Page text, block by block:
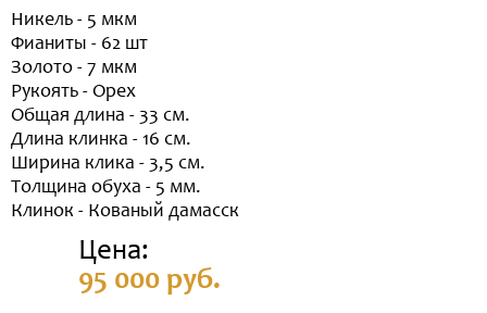
Никель - 5 мкм
Фианиты - 62 шт
Золото - 7 мкм
Рукоять - Орех
Общая длина - 33 см.
Длина клинка - 16 см.
Ширина клика - 3,5 см.
Толщина обуха - 5 мм.
Клинок - Кованый дамасск
Цена:
95 000 руб.